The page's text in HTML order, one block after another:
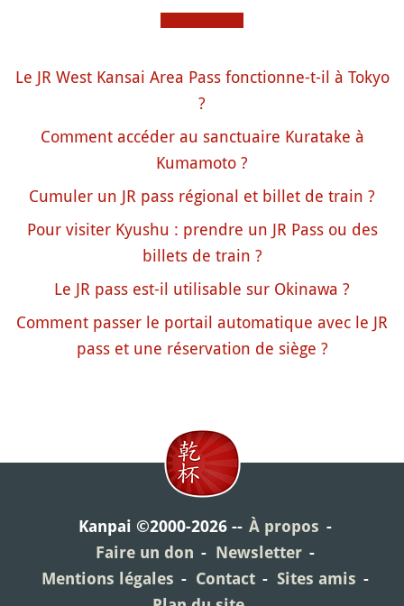
Le JR West Kansai Area Pass fonctionne-t-il à Tokyo
?
Comment accéder au sanctuaire Kuratake à
Kumamoto ?
Cumuler un JR pass régional et billet de train ?
Pour visiter Kyushu : prendre un JR Pass ou des
billets de train ?
Le JR pass est-il utilisable sur Okinawa ?
Comment passer le portail automatique avec le JR
pass et une réservation de siège ?
Kanpai ©2000-2026
À propos
Faire un don
Newsletter
Mentions légales
Contact
Sites amis